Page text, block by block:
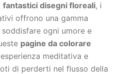
fantastici disegni floreali, i
offrono una gamma
ogni umore e
pagine da colorare
meditativa e
di perderti nel flusso della